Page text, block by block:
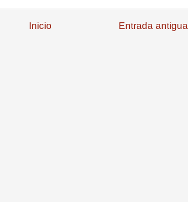
Entrada antigua
Inicio